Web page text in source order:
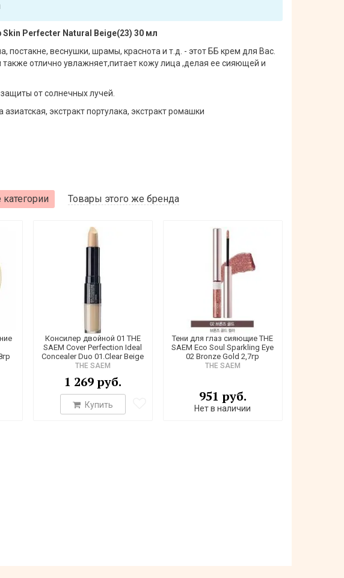
Skin Perfecter Natural Beige(23) 30 мл
постакне, веснушки, шрамы, краснота и т.д. - этот ББ крем для Вас.
отлично увлажняет,питает кожу лица ,делая ее сияющей и
от солнечных лучей.
экстракт портулака, экстракт ромашки
Товары этого же бренда
Консилер двойной 01 THE
SAEM Cover Perfection Ideal
Concealer Duo 01.Clear Beige
THE SAEM
1 269 руб.
Купить
Тени для глаз сияющие THE
SAEM Eco Soul Sparkling Eye
02 Bronze Gold 2,7гр
THE SAEM
951 руб.
Нет в наличии